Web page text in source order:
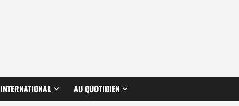
INTERNATIONAL AU QUOTIDIEN